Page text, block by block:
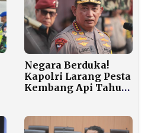
Negara Berduka!
Kapolri Larang Pesta
Kembang Api Tahun